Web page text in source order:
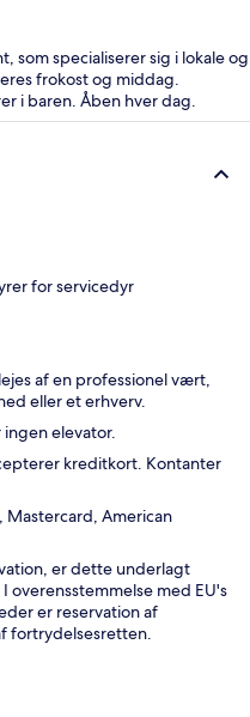
som specialiserer sig i lokale og
frokost og middag.
i baren. Åben hver dag.
for servicedyr
af en professionel vært,
eller et erhverv.
elevator.
kreditkort. Kontanter
American
er dette underlagt
med EU's
er reservation af
fortrydelsesretten.